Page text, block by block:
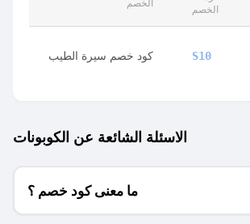
الخصم
الخصم
كود خصم سيرة الطيب S10
الاسئلة الشائعة عن الكوبونات
ما معنى كود خصم ؟